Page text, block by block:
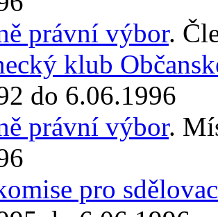
právní výbor.
klub
do 6.06.1996
právní výbor.
pro